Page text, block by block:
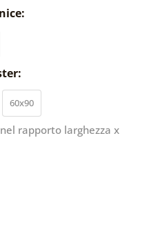
60x90
rapporto larghezza x